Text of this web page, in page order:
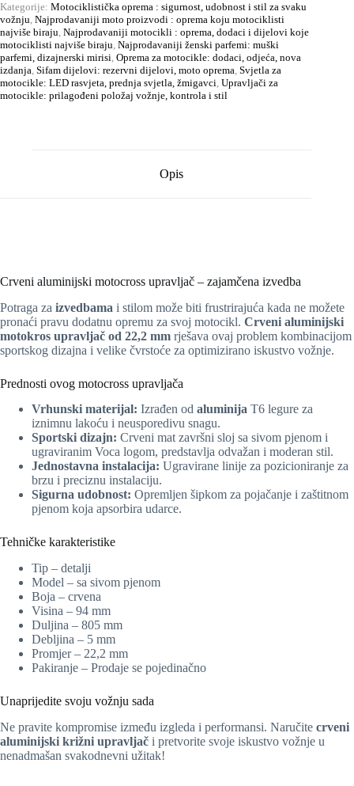
Kategorije: Motociklistička oprema : sigurnost, udobnost i stil za svaku
vožnju, Najprodavaniji moto proizvodi : oprema koju motociklisti
najviše biraju, Najprodavaniji motocikli : oprema, dodaci i dijelovi koje
motociklisti najviše biraju, Najprodavaniji ženski parfemi: muški
parfemi, dizajnerski mirisi, Oprema za motocikle: dodaci, odjeća, nova
izdanja, Sifam dijelovi: rezervni dijelovi, moto oprema, Svjetla za
motocikle: LED rasvjeta, prednja svjetla, žmigavci, Upravljači za
motocikle: prilagođeni položaj vožnje, kontrola i stil
Opis
Crveni aluminijski motocross upravljač – zajamčena izvedba
Potraga za izvedbama i stilom može biti frustrirajuća kada ne možete
pronaći pravu dodatnu opremu za svoj motocikl. Crveni aluminijski
motokros upravljač od 22,2 mm rješava ovaj problem kombinacijom
sportskog dizajna i velike čvrstoće za optimizirano iskustvo vožnje.
Prednosti ovog motocross upravljača
Vrhunski materijal: Izrađen od aluminija T6 legure za
iznimnu lakoću i neusporedivu snagu.
Sportski dizajn: Crveni mat završni sloj sa sivom pjenom i
ugraviranim Voca logom, predstavlja odvažan i moderan stil.
Jednostavna instalacija: Ugravirane linije za pozicioniranje za
brzu i preciznu instalaciju.
Sigurna udobnost: Opremljen šipkom za pojačanje i zaštitnom
pjenom koja apsorbira udarce.
Tehničke karakteristike
Tip – detalji
Model – sa sivom pjenom
Boja – crvena
Visina – 94 mm
Duljina – 805 mm
Debljina – 5 mm
Promjer – 22,2 mm
Pakiranje – Prodaje se pojedinačno
Unaprijedite svoju vožnju sada
Ne pravite kompromise između izgleda i performansi. Naručite crveni
aluminijski križni upravljač i pretvorite svoje iskustvo vožnje u
nenadmašan svakodnevni užitak!